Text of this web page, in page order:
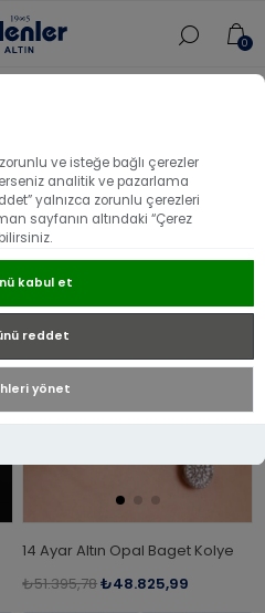
ve isteğe bağlı çerezler
analitik ve pazarlama
yalnızca zorunlu çerezleri
sayfanın altındaki “Çerez
kabul et
reddet
yönet
0
ürünler
14 Ayar Altın Opal Baget Kolye
₺51.395,78₺48.825,99